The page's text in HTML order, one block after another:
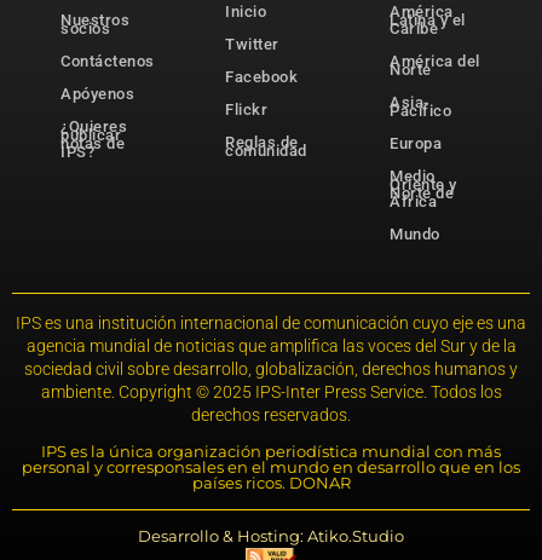
Nuestros
socios
Contáctenos
Apóyenos
¿Quieres
publicar
notas de
IPS?
Inicio
Twitter
Facebook
Flickr
Reglas de
comunidad
América
Latina y el
Caribe
América del
Norte
Asia-
Pacífico
Europa
Medio
Oriente y
Norte de
África
Mundo
IPS es una institución internacional de comunicación cuyo eje es una
agencia mundial de noticias que amplifica las voces del Sur y de la
sociedad civil sobre desarrollo, globalización, derechos humanos y
ambiente. Copyright © 2025 IPS-Inter Press Service. Todos los
derechos reservados.
IPS es la única organización periodística mundial con más
personal y corresponsales en el mundo en desarrollo que en los
países ricos. DONAR
Desarrollo & Hosting: Atiko.Studio